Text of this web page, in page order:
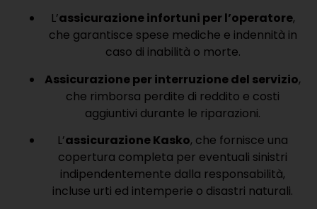
L’assicurazione infortuni per l’operatore,
che garantisce spese mediche e indennità in
caso di inabilità o morte.
Assicurazione per interruzione del servizio,
che rimborsa perdite di reddito e costi
aggiuntivi durante le riparazioni.
L’assicurazione Kasko, che fornisce una
copertura completa per eventuali sinistri
indipendentemente dalla responsabilità,
incluse urti ed intemperie o disastri naturali.